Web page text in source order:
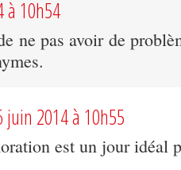
à 10h54
ne pas avoir de
juin 2014 à 10h55
est un jour idéal